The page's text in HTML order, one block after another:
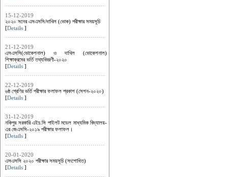
15-12-2019
২০২০ সনের এসএসসি/দাখিল (ভোক) পরীক্ষার সময়সূচি
[Details ]
21-12-2019
এসএসসি(ভোকেশনাল) ও দাখিল (ভোকেশনাল)
শিক্ষাক্রমের ভর্তি তথ্যবিবরণী-২০২০
[Details ]
22-12-2019
৬ষ্ঠ শ্রেণির ভর্তি পরীক্ষার ফলাফল প্রকাশ (সেশন-২০২০)
[Details ]
31-12-2019
নকিপুর সরকারি এইচ.সি পাইলট মডেল মাধ্যমিক বিদ্যালয়-
এর জেএসসি-২০১৯ পরীক্ষার ফলাফল।
[Details ]
20-01-2020
এসএসসি ২০২০ পরীক্ষার সময়সূচি (সংশোধিত)
[Details ]